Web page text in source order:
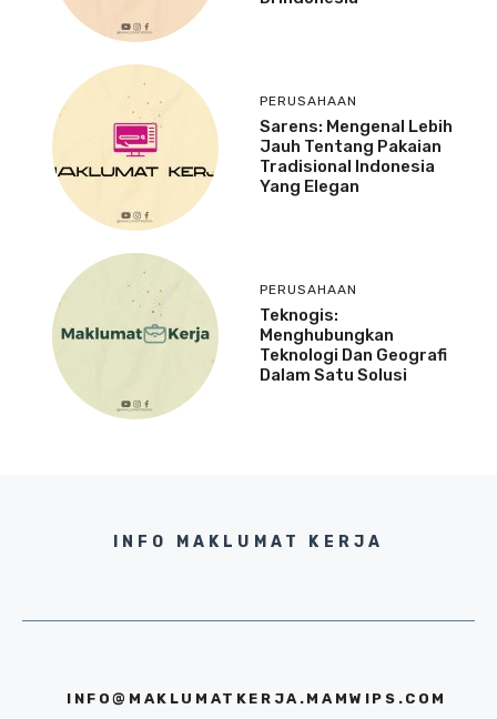
PERUSAHAAN
Sarens: Mengenal Lebih
Jauh Tentang Pakaian
Tradisional Indonesia
Yang Elegan
PERUSAHAAN
Teknogis:
Menghubungkan
Teknologi Dan Geografi
Dalam Satu Solusi
INFO MAKLUMAT KERJA
INFO@MAKLUMATKERJA.MAMWIPS.COM